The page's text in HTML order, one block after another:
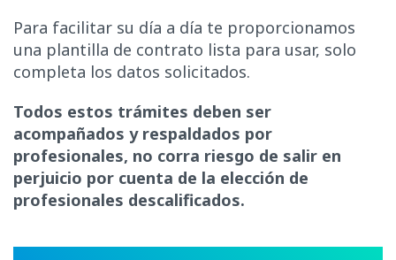
Para facilitar su día a día te proporcionamos
una plantilla de contrato lista para usar, solo
completa los datos solicitados.
Todos estos trámites deben ser
acompañados y respaldados por
profesionales, no corra riesgo de salir en
perjuicio por cuenta de la elección de
profesionales descalificados.